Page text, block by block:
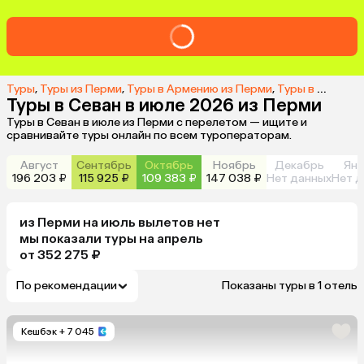
Туры, Туры из Перми, Туры в Армению из Перми, Туры в Севан из Перми
Туры в Севан в июле 2026 из Перми
Туры в Севан в июле из Перми с перелетом — ищите и
сравнивайте туры онлайн по всем туроператорам.
Август
196 203 ₽
Сентябрь
115 925 ₽
Октябрь
109 383 ₽
Ноябрь
147 038 ₽
Декабрь
Нет данныхНет
из Перми на июль вылетов нет
мы показали туры на апрель
от 352 275 ₽
По рекомендации Показаны туры в 1 отель
Кешбэк + 7 045